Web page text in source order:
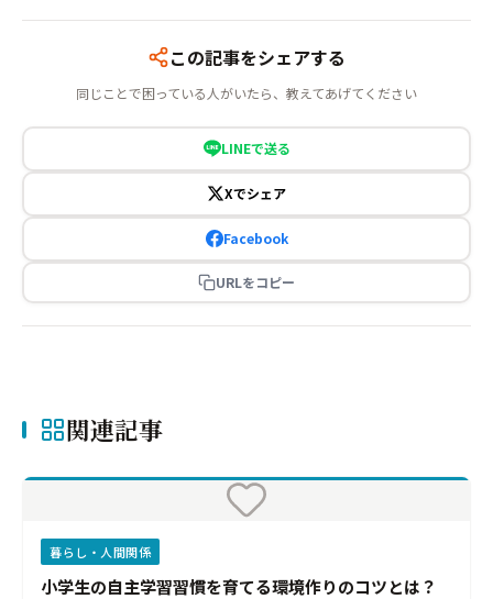
この記事をシェアする
同じことで困っている人がいたら、教えてあげてください
LINEで送る
Xでシェア
Facebook
URLをコピー
関連記事
暮らし・人間関係
小学生の自主学習習慣を育てる環境作りのコツとは？